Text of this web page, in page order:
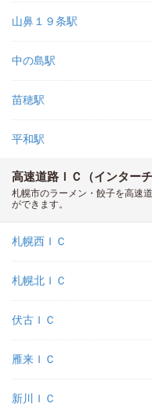
山鼻１９条駅
中の島駅
苗穂駅
平和駅
高速道路ＩＣ（インター
札幌市のラーメン・餃子を高速
ができます。
札幌西ＩＣ
札幌北ＩＣ
伏古ＩＣ
雁来ＩＣ
新川ＩＣ